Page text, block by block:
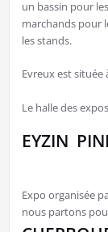
un bassin pour
marchands pour
les stands.
Evreux est située
Le halle des
EYZIN
Expo organisée
nous partons